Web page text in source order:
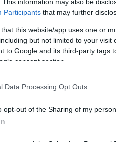
This information may also be
Participants that may further
that this website/app uses one or
but not limited to your
to Google and its third-party tags
consent section.
Data Processing Opt Outs
opt-out of the Sharing of my